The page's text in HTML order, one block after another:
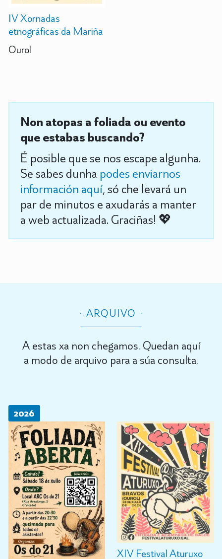
IV Xornadas
etnográficas da Mariña
Ourol
Non atopas a foliada ou evento
que estabas buscando?
É posible que se nos escape algunha.
Se sabes dunha podes enviarnos
información aquí, só che levará un
par de minutos e axudarás a manter
a web actualizada. Graciñas! 💖
ARQUIVO
A estas xa non chegamos. Quedan aquí
a modo de arquivo para a súa consulta.
2026
XIV Festival Aturuxo